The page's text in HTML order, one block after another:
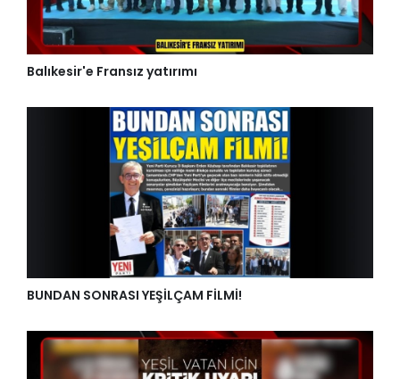
Balıkesir'e Fransız yatırımı
BUNDAN SONRASI YEŞİLÇAM FİLMİ!